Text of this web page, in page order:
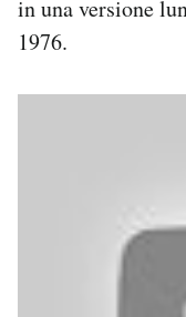
in una versione
1976.